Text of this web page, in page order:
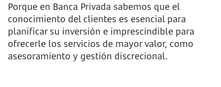
Porque en Banca Privada sabemos que el
conocimiento del clientes es esencial para
planificar su inversión e imprescindible para
ofrecerle los servicios de mayor valor, como
asesoramiento y gestión discrecional.